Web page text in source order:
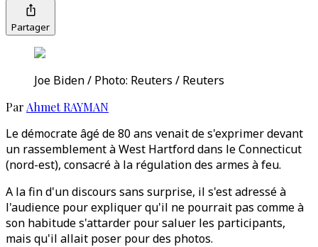
Partager
Joe Biden / Photo: Reuters / Reuters
Par Ahmet RAYMAN
Le démocrate âgé de 80 ans venait de s'exprimer devant
un rassemblement à West Hartford dans le Connecticut
(nord-est), consacré à la régulation des armes à feu.
A la fin d'un discours sans surprise, il s'est adressé à
l'audience pour expliquer qu'il ne pourrait pas comme à
son habitude s'attarder pour saluer les participants,
mais qu'il allait poser pour des photos.